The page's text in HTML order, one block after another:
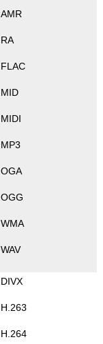
AMR
RA
FLAC
MID
MIDI
MP3
OGA
OGG
WMA
WAV
DIVX
H.263
H.264